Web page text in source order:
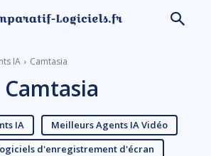
IA Camtasia
Camtasia
IA
Meilleurs Agents IA Vidéo
d'enregistrement d'écran